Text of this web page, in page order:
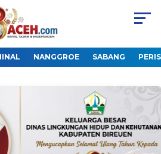
NANGGROE SABANG